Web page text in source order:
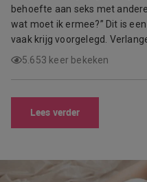
behoefte aan seks met
wat moet ik ermee?” Dit is
vaak krijg voorgelegd.
5.653 keer bekeken
Lees verder